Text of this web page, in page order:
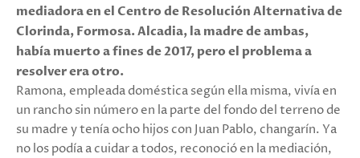
mediadora en el Centro de Resolución Alternativa de
Clorinda, Formosa. Alcadia, la madre de ambas,
había muerto a fines de 2017, pero el problema a
resolver era otro.
Ramona, empleada doméstica según ella misma, vivía en
un rancho sin número en la parte del fondo del terreno de
su madre y tenía ocho hijos con Juan Pablo, changarín. Ya
no los podía a cuidar a todos, reconoció en la mediación,